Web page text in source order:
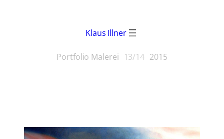
Klaus Illner
Portfolio Malerei 13/14 2015